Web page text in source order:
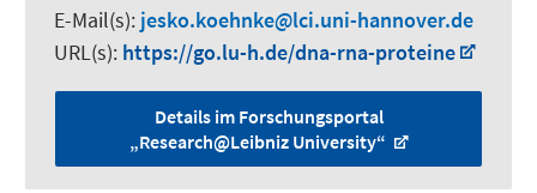
E-Mail(s): jesko.koehnke
lci.uni-hannover.de
URL(s): https://go.lu-h.de/dna-rna-proteine
Details im Forschungsportal
„Research@Leibniz University“